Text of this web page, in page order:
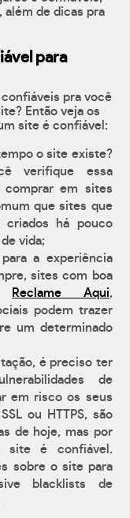
além de dicas pra
para
pra você
Então veja os
site é confiável:
o site existe?
verifique essa
comprar em sites
que sites que
criados há pouco
vida;
a experiência
sites com boa
Reclame Aqui,
podem trazer
um determinado
é preciso ter
de
em risco os seus
ou HTTPS, são
de hoje, mas por
site é confiável.
sobre o site para
blacklists de